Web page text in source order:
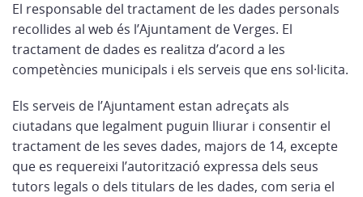
El responsable del tractament de les dades personals
recollides al web és l’Ajuntament de Verges. El
tractament de dades es realitza d’acord a les
competències municipals i els serveis que ens sol·licita.
Els serveis de l’Ajuntament estan adreçats als
ciutadans que legalment puguin lliurar i consentir el
tractament de les seves dades, majors de 14, excepte
que es requereixi l’autorització expressa dels seus
tutors legals o dels titulars de les dades, com seria el